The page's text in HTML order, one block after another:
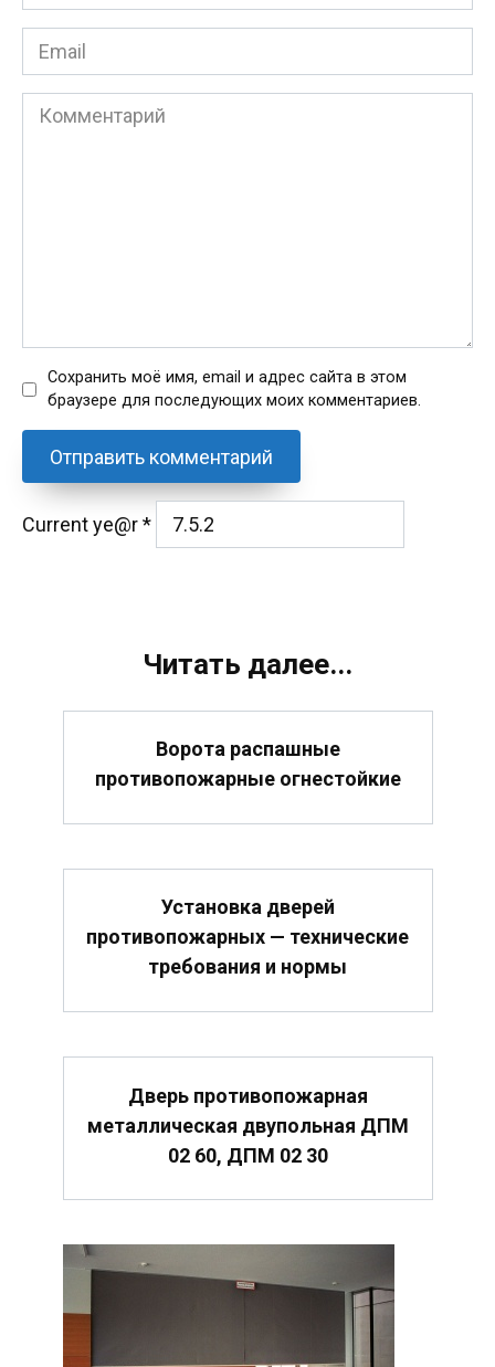
*
Email
*
Комментарий
Сохранить моё имя, email и адрес сайта в этом
браузере для последующих моих комментариев.
Current ye@r*
Читать далее...
Ворота распашные
противопожарные огнестойкие
Установка дверей
противопожарных — технические
требования и нормы
Дверь противопожарная
металлическая двупольная ДПМ
02 60, ДПМ 02 30